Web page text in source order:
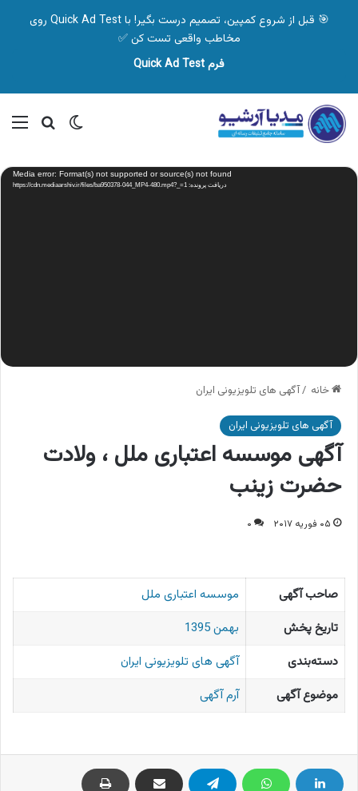
🎯 قبل از شروع کمپین، تصمیم درست بگیر! با Quick Ad Test روی
مخاطب واقعی تست کن ✅
فرم Quick Ad Test
تغییر پوسته
نمایشگر
ویدیو Media error: Format(s) not supported or source(s) not found
دریافت پرونده: https://cdn.mediaarshiv.ir/files/ba950378-044_MP4-480.mp4?_=1
خانه /آگهی های تلویزیونی ایران
آگهی های تلویزیونی ایران
آگهی موسسه اعتباری ملل ، ولادت
حضرت زینب
۰۵ فوریه ۲۰۱۷ ۰
صاحب آگهی
موسسه اعتباری ملل
تاریخ پخش
بهمن 1395
دسته‌بندی
آگهی های تلویزیونی ایران
موضوع آگهی
آرم آگهی